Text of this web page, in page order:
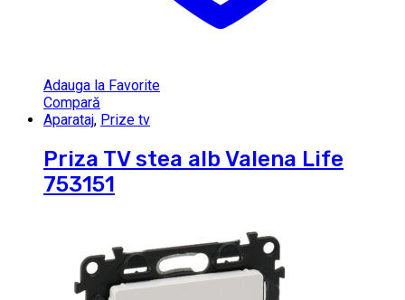
Adauga la Favorite
Compară
Aparataj, Prize tv
Priza TV stea alb Valena Life
753151